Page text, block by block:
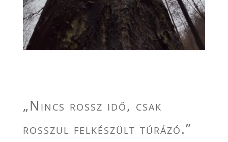
„Nincs rossz idő, csak
rosszul felkészült túrázó.”